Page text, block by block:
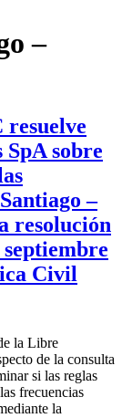
–
resuelve
sobre
–
resolución
septiembre
Civil
la Libre
de la consulta
si las reglas
frecuencias
la